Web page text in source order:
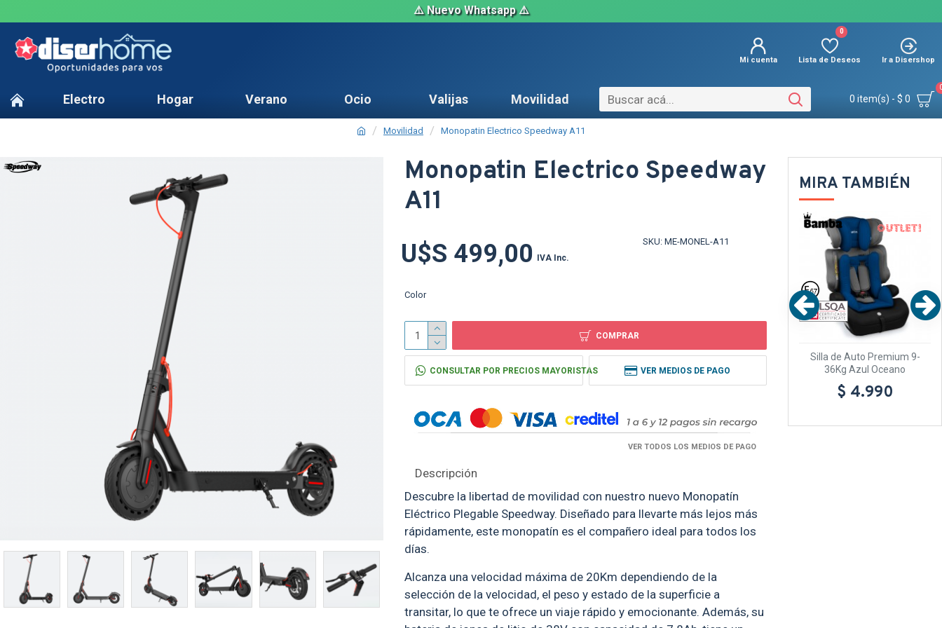
⚠️ Nuevo Whatsapp ⚠️
Mi cuenta Lista de Deseos
0
Ir a Disershop
Electro Hogar Verano Ocio Valijas Movilidad 0 item(s) - $ 0
Movilidad Monopatin Electrico Speedway A11
TEXTTRANSPARENTE
Monopatin Electrico Speedway
A11
U$S 499,00 IVA Inc.
SKU: ME-MONEL-A11
Color
COMPRAR
CONSULTAR POR PRECIOS MAYORISTAS VER MEDIOS DE PAGO
Descripción
Descubre la libertad de movilidad con nuestro nuevo Monopatín
Eléctrico Plegable Speedway. Diseñado para llevarte más lejos más
rápidamente, este monopatín es el compañero ideal para todos los
días.
Alcanza una velocidad máxima de 20Km dependiendo de la
selección de la velocidad, el peso y estado de la superficie a
transitar, lo que te ofrece un viaje rápido y emocionante. Además, su
VER TODOS LOS MEDIOS DE PAGO
MIRA TAMBIÉN
TEX
Silla de Auto Premium 9-
36Kg Beige Zen
Butaca Baby Auto 0-25Kg
Rojo Aventura
Silla de Auto Premium 9-
36Kg Azul Oceano
OUT
TEXTTRAN
TEX
Silla de Auto Premium 9-
36Kg Beige Zen
$ 4.990